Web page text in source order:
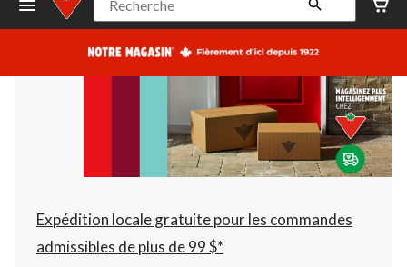
Leduc,
AB,
courament
Fermeture
à
22:00
cliquer
pour
changer
Recherche
Expédition locale gratuite pour les commandes
admissibles de plus de 99 $*